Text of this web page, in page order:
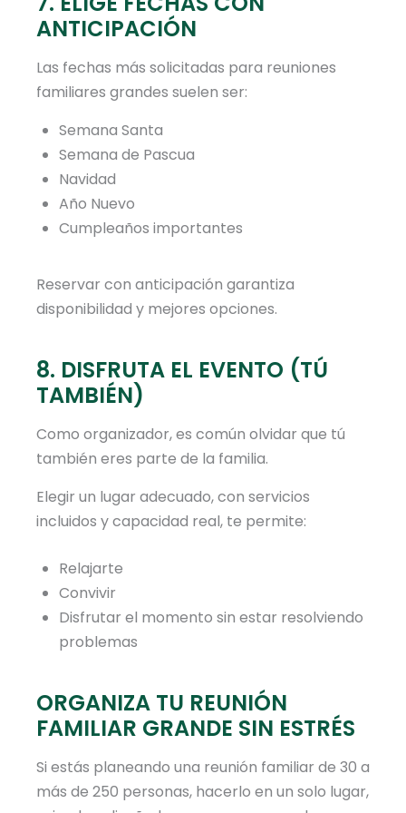
ANTICIPACIÓN
Las fechas más solicitadas para reuniones
familiares grandes suelen ser:
Semana Santa
Semana de Pascua
Navidad
Año Nuevo
Cumpleaños importantes
Reservar con anticipación garantiza
disponibilidad y mejores opciones.
8. DISFRUTA EL EVENTO (TÚ
TAMBIÉN)
Como organizador, es común olvidar que tú
también eres parte de la familia.
Elegir un lugar adecuado, con servicios
incluidos y capacidad real, te permite:
Relajarte
Convivir
Disfrutar el momento sin estar resolviendo
problemas
ORGANIZA TU REUNIÓN
FAMILIAR GRANDE SIN ESTRÉS
Si estás planeando una reunión familiar de 30 a
más de 250 personas, hacerlo en un solo lugar,